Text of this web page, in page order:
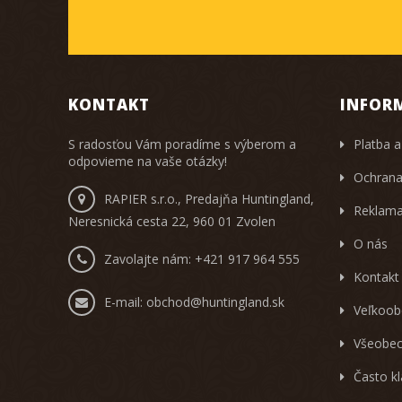
KONTAKT
S radosťou Vám poradíme s výberom a
odpovieme na vaše otázky!
RAPIER s.r.o., Predajňa Huntingland,
Neresnická cesta 22, 960 01 Zvolen
Zavolajte nám: +421 917 964 555
E-mail: obchod@huntingland.sk
Platba
O nás
Často